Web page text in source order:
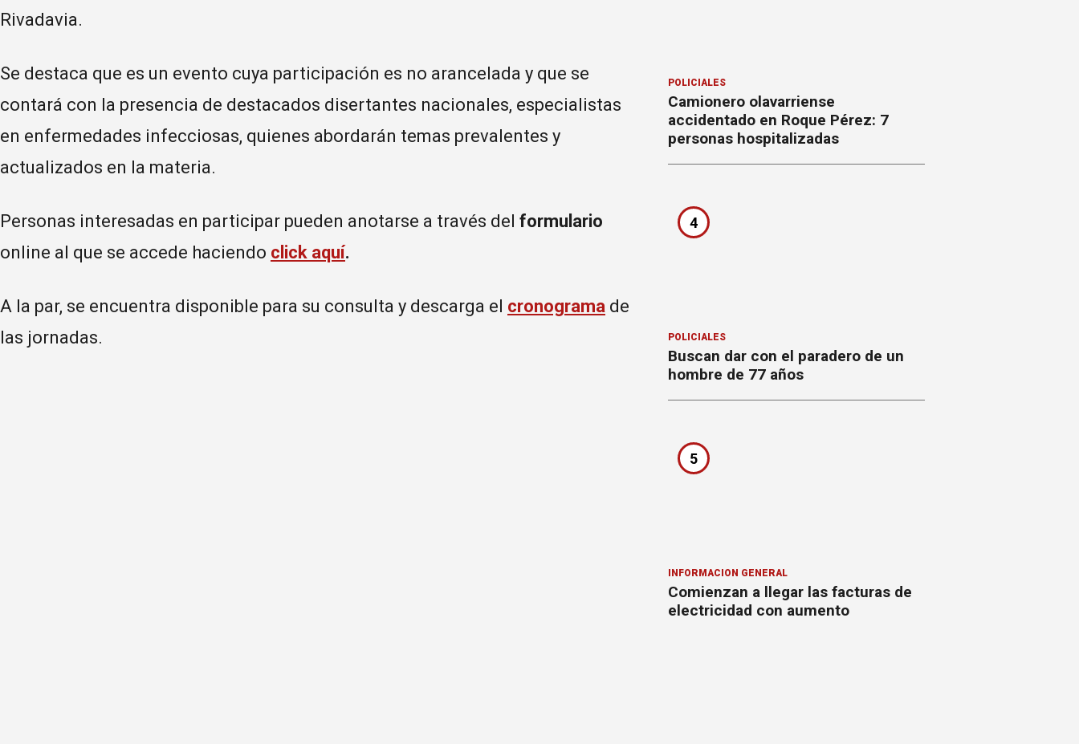
Rivadavia.
Se destaca que es un evento cuya participación es no arancelada y que se
contará con la presencia de destacados disertantes nacionales, especialistas
en enfermedades infecciosas, quienes abordarán temas prevalentes y
actualizados en la materia.
Personas interesadas en participar pueden anotarse a través del formulario
online al que se accede haciendo click aquí.
A la par, se encuentra disponible para su consulta y descarga el cronograma de
las jornadas.
POLICIALES
Camionero olavarriense
accidentado en Roque Pérez: 7
personas hospitalizadas
4
POLICIALES
Buscan dar con el paradero de un
hombre de 77 años
5
INFORMACION GENERAL
Comienzan a llegar las facturas de
electricidad con aumento